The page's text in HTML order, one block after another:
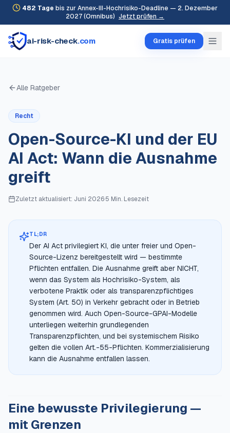
482 Tage bis zur Annex-III-Hochrisiko-Deadline — 2. Dezember
2027 (Omnibus) Jetzt prüfen →
ai-risk-check.com Gratis prüfen
Alle Ratgeber
Recht
Open-Source-KI und der EU
AI Act: Wann die Ausnahme
greift
Zuletzt aktualisiert: Juni 2026·5 Min. Lesezeit
TL;DR
Der AI Act privilegiert KI, die unter freier und Open-
Source-Lizenz bereitgestellt wird — bestimmte
Pflichten entfallen. Die Ausnahme greift aber NICHT,
wenn das System als Hochrisiko-System, als
verbotene Praktik oder als transparenzpflichtiges
System (Art. 50) in Verkehr gebracht oder in Betrieb
genommen wird. Auch Open-Source-GPAI-Modelle
unterliegen weiterhin grundlegenden
Transparenzpflichten, und bei systemischem Risiko
gelten die vollen Art.-55-Pflichten. Kommerzialisierung
kann die Ausnahme entfallen lassen.
Eine bewusste Privilegierung —
mit Grenzen